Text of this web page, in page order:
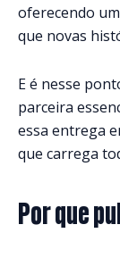
oferecendo
que novas
E é nesse
parceira
essa entrega
que carrega
Por que